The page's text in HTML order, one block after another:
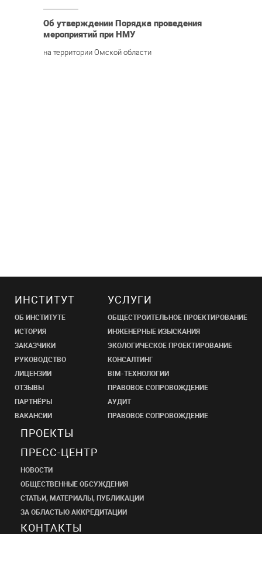
Об утверждении Порядка проведения
мероприятий при НМУ
на территории Омской области
ИНСТИТУТ
ОБ ИНСТИТУТЕ
ИСТОРИЯ
ЗАКАЗЧИКИ
РУКОВОДСТВО
ЛИЦЕНЗИИ
ОТЗЫВЫ
ПАРТНЁРЫ
ВАКАНСИИ
УСЛУГИ
ОБЩЕСТРОИТЕЛЬНОЕ ПРОЕКТИРОВАНИЕ
ИНЖЕНЕРНЫЕ ИЗЫСКАНИЯ
ЭКОЛОГИЧЕСКОЕ ПРОЕКТИРОВАНИЕ
КОНСАЛТИНГ
BIM-ТЕХНОЛОГИИ
ПРАВОВОЕ СОПРОВОЖДЕНИЕ
АУДИТ
ПРАВОВОЕ СОПРОВОЖДЕНИЕ
ПРОЕКТЫ
ПРЕСС-ЦЕНТР
НОВОСТИ
ОБЩЕСТВЕННЫЕ ОБСУЖДЕНИЯ
СТАТЬИ, МАТЕРИАЛЫ, ПУБЛИКАЦИИ
ЗА ОБЛАСТЬЮ АККРЕДИТАЦИИ
КОНТАКТЫ